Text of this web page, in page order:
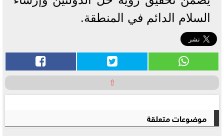
السلام الدائم في المنطقة.
⇧
موضوعات متعلقة